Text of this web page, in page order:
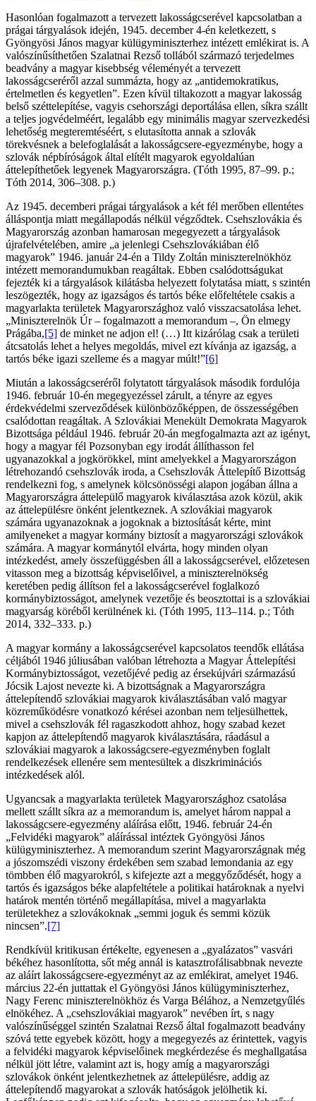
Hasonlóan fogalmazott a tervezett lakosságcserével kapcsolatban a
prágai tárgyalások idején, 1945. december 4-én keletkezett, s
Gyöngyösi János magyar külügyminiszterhez intézett emlékirat is. A
valószínűsíthetően Szalatnai Rezső tollából származó terjedelmes
beadvány a magyar kisebbség véleményét a tervezett
lakosságcseréről azzal summázta, hogy az „antidemokratikus,
értelmetlen és kegyetlen”. Ezen kívül tiltakozott a magyar lakosság
belső széttelepítése, vagyis csehországi deportálása ellen, síkra szállt
a teljes jogvédelméért, legalább egy minimális magyar szervezkedési
lehetőség megteremtéséért, s elutasította annak a szlovák
törekvésnek a belefoglalását a lakosságcsere-egyezménybe, hogy a
szlovák népbíróságok által elítélt magyarok egyoldalúan
áttelepíthetőek legyenek Magyarországra. (Tóth 1995, 87–99. p.;
Tóth 2014, 306–308. p.)
Az 1945. decemberi prágai tárgyalások a két fél merőben ellentétes
álláspontja miatt megállapodás nélkül végződtek. Csehszlovákia és
Magyarország azonban hamarosan megegyezett a tárgyalások
újrafelvételében, amire „a jelenlegi Csehszlovákiában élő
magyarok” 1946. január 24-én a Tildy Zoltán miniszterelnökhöz
intézett memorandumukban reagáltak. Ebben csalódottságukat
fejezték ki a tárgyalások kilátásba helyezett folytatása miatt, s szintén
leszögezték, hogy az igazságos és tartós béke előfeltétele csakis a
magyarlakta területek Magyarországhoz való visszacsatolása lehet.
„Miniszterelnök Úr – fogalmazott a memorandum –, Ön elmegy
Prágába,[5] de minket ne adjon el! (…) Itt kizárólag csak a területi
átcsatolás lehet a helyes megoldás, mivel ezt kívánja az igazság, a
tartós béke igazi szelleme és a magyar múlt!”[6]
Miután a lakosságcseréről folytatott tárgyalások második fordulója
1946. február 10-én megegyezéssel zárult, a tényre az egyes
érdekvédelmi szerveződések különbözőképpen, de összességében
csalódottan reagáltak. A Szlovákiai Menekült Demokrata Magyarok
Bizottsága például 1946. február 20-án megfogalmazta azt az igényt,
hogy a magyar fél Pozsonyban egy irodát állíthasson fel
ugyanazokkal a jogkörökkel, mint amelyekkel a Magyarországon
létrehozandó csehszlovák iroda, a Csehszlovák Áttelepítő Bizottság
rendelkezni fog, s amelynek kölcsönösségi alapon jogában állna a
Magyarországra áttelepülő magyarok kiválasztása azok közül, akik
az áttelepülésre önként jelentkeznek. A szlovákiai magyarok
számára ugyanazoknak a jogoknak a biztosítását kérte, mint
amilyeneket a magyar kormány biztosít a magyarországi szlovákok
számára. A magyar kormánytól elvárta, hogy minden olyan
intézkedést, amely összefüggésben áll a lakosságcserével, előzetesen
vitasson meg a bizottság képviselőivel, a miniszterelnökség
keretében pedig állítson fel a lakosságcserével foglalkozó
kormánybiztosságot, amelynek vezetője és beosztottai is a szlovákiai
magyarság köréből kerülnének ki. (Tóth 1995, 113–114. p.; Tóth
2014, 332–333. p.)
A magyar kormány a lakosságcserével kapcsolatos teendők ellátása
céljából 1946 júliusában valóban létrehozta a Magyar Áttelepítési
Kormánybiztosságot, vezetőjévé pedig az érsekújvári származású
Jócsik Lajost nevezte ki. A bizottságnak a Magyarországra
áttelepítendő szlovákiai magyarok kiválasztásában való magyar
közreműködésre vonatkozó kérései azonban nem teljesülhettek,
mivel a csehszlovák fél ragaszkodott ahhoz, hogy szabad kezet
kapjon az áttelepítendő magyarok kiválasztására, ráadásul a
szlovákiai magyarok a lakosságcsere-egyezményben foglalt
rendelkezések ellenére sem mentesültek a diszkriminációs
intézkedések alól.
Ugyancsak a magyarlakta területek Magyarországhoz csatolása
mellett szállt síkra az a memorandum is, amelyet három nappal a
lakosságcsere-egyezmény aláírása előtt, 1946. február 24-én
„Felvidéki magyarok” aláírással intéztek Gyöngyösi János
külügyminiszterhez. A memorandum szerint Magyarországnak még
a jószomszédi viszony érdekében sem szabad lemondania az egy
tömbben élő magyarokról, s kifejezte azt a meggyőződését, hogy a
tartós és igazságos béke alapfeltétele a politikai határoknak a nyelvi
határok mentén történő megállapítása, mivel a magyarlakta
területekhez a szlovákoknak „semmi joguk és semmi közük
nincsen”.[7]
Rendkívül kritikusan értékelte, egyenesen a „gyalázatos” vasvári
békéhez hasonlította, sőt még annál is katasztrofálisabbnak nevezte
az aláírt lakosságcsere-egyezményt az az emlékirat, amelyet 1946.
március 22-én juttattak el Gyöngyösi János külügyminiszterhez,
Nagy Ferenc miniszterelnökhöz és Varga Bélához, a Nemzetgyűlés
elnökéhez. A „csehszlovákiai magyarok” nevében írt, s nagy
valószínűséggel szintén Szalatnai Rezső által fogalmazott beadvány
szóvá tette egyebek között, hogy a megegyezés az érintettek, vagyis
a felvidéki magyarok képviselőinek megkérdezése és meghallgatása
nélkül jött létre, valamint azt is, hogy amíg a magyarországi
szlovákok önként jelentkezhetnek az áttelepülésre, addig az
áttelepítendő magyarokat a szlovák hatóságok jelölhetik ki.